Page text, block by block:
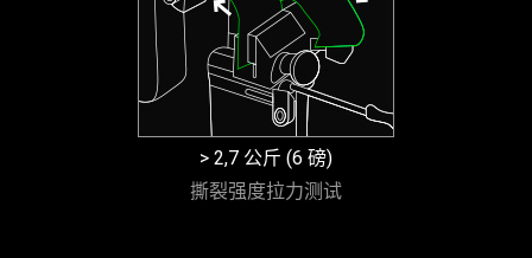
> 2,7 公斤 (6 磅)
撕裂强度拉力测试